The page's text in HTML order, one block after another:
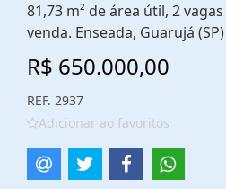
81,73 m² de área útil, 2
venda. Enseada, Guarujá (SP)
R$ 650.000,00
REF. 2937
Adicionar ao favoritos